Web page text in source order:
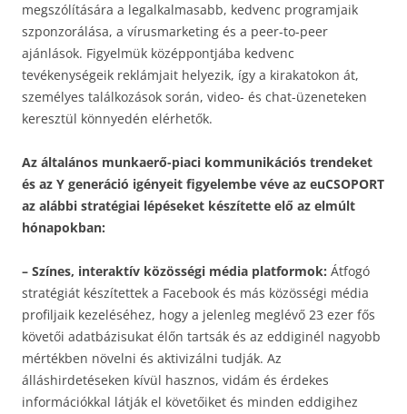
megszólítására a legalkalmasabb, kedvenc programjaik
szponzorálása, a vírusmarketing és a peer-to-peer
ajánlások. Figyelmük középpontjába kedvenc
tevékenységeik reklámjait helyezik, így a kirakatokon át,
személyes találkozások során, video- és chat-üzeneteken
keresztül könnyedén elérhetők.
Az általános munkaerő-piaci kommunikációs trendeket
és az Y generáció igényeit figyelembe véve az euCSOPORT
az alábbi stratégiai lépéseket készítette elő az elmúlt
hónapokban:
– Színes, interaktív közösségi média platformok: Átfogó
stratégiát készítettek a Facebook és más közösségi média
profiljaik kezeléséhez, hogy a jelenleg meglévő 23 ezer fős
követői adatbázisukat élőn tartsák és az eddiginél nagyobb
mértékben növelni és aktivizálni tudják. Az
álláshirdetéseken kívül hasznos, vidám és érdekes
információkkal látják el követőiket és minden eddigihez